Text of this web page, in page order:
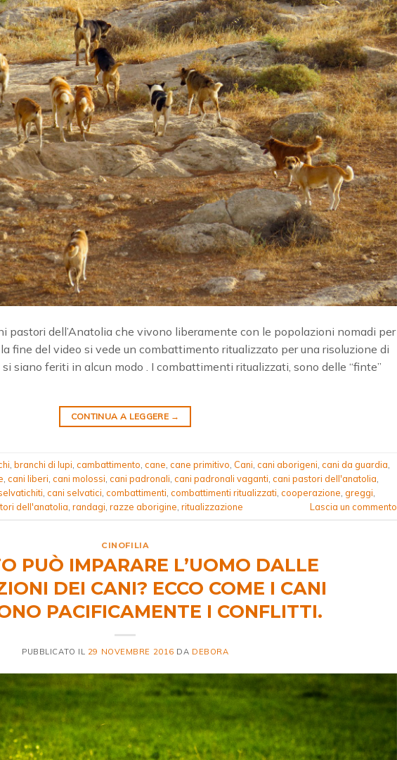
pastori dell’Anatolia che vivono liberamente con le popolazioni nomadi per
fine del video si vede un combattimento ritualizzato per una risoluzione di
siano feriti in alcun modo . I combattimenti ritualizzati, sono delle “finte”
CONTINUA A LEGGERE →
branchi di lupi cambattimento cane cane primitivo Cani cani aborigeni cani da guardia
cani liberi cani molossi cani padronali cani padronali vaganti cani pastori dell'anatolia
cani selvatici combattimenti combattimenti ritualizzati cooperazione greggi
dell'anatolia randagi razze aborigine ritualizzazione Lascia un commento
CINOFILIA
PUÒ IMPARARE L’UOMO DALLE
DEI CANI? ECCO COME I CANI
PACIFICAMENTE I CONFLITTI.
PUBBLICATO IL 29 NOVEMBRE 2016 DA DEBORA